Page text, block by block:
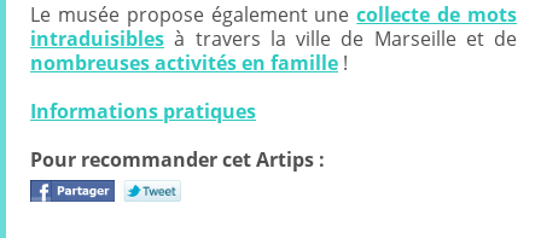
Le musée propose également unecollecte de mots
intraduisibles à travers la ville de Marseille et de
nombreuses activités en famille !
Informations pratiques
Pour recommander cet Artips :